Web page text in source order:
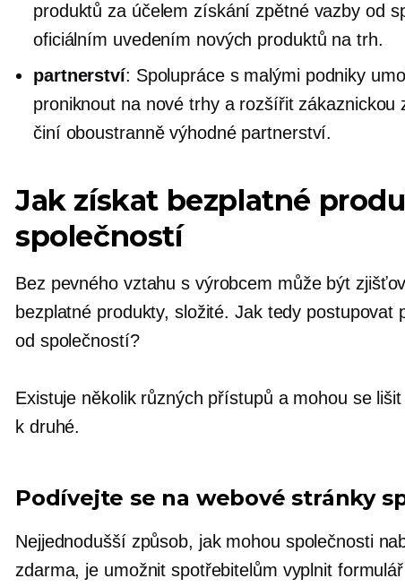
produktů za účelem získání zpětné vazby od
oficiálním uvedením nových produktů na trh.
partnerství: Spolupráce s malými podniky
proniknout na nové trhy a rozšířit zákaznickou
činí oboustranně výhodné partnerství.
Jak získat bezplatné
společností
Bez pevného vztahu s výrobcem může být
bezplatné produkty, složité. Jak tedy postupovat
od společností?
Existuje několik různých přístupů a mohou se
k druhé.
Podívejte se na webové stránky
Nejjednodušší způsob, jak mohou společnosti
zdarma, je umožnit spotřebitelům vyplnit